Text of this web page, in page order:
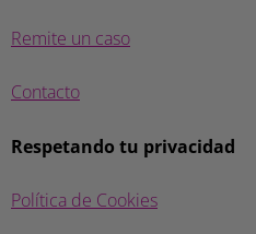
Remite un caso
Contacto
Respetando tu privacidad
Política de Cookies